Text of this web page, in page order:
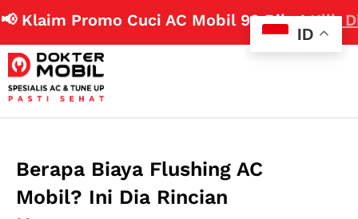
Promo Cuci AC Mobil 99 Ribu!Klik Disini
Berapa Biaya Flushing AC
Mobil? Ini Dia Rincian
ID